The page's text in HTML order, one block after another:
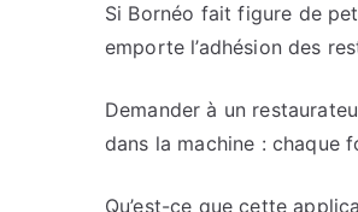
Si Bornéo fait figure de
emporte l’adhésion des
Demander à un
dans la machine : chaque
Qu’est-ce que cette